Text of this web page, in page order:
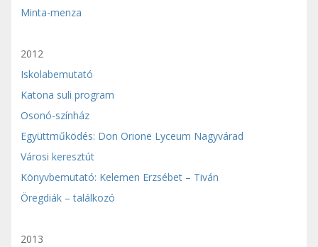
Minta-menza
2012
Iskolabemutató
Katona suli program
Osonó-színház
Együttműködés: Don Orione Lyceum Nagyvárad
Városi keresztút
Könyvbemutató: Kelemen Erzsébet – Tiván
Öregdiák – találkozó
2013